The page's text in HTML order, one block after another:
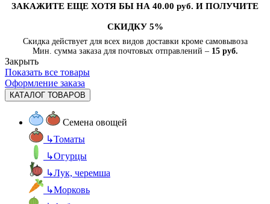
ЗАКАЖИТЕ ЕЩЕ ХОТЯ БЫ НА 40.00 руб. И ПОЛУЧИТЕ
СКИДКУ 5%
Скидка действует для всех видов доставки кроме самовывоза
Мин. сумма заказа для почтовых отправлений – 15 руб.
Закрыть
Показать все товары
Оформление заказа
КАТАЛОГ ТОВАРОВ
Семена овощей
↳Томаты
↳Огурцы
↳Лук, черемша
↳Морковь